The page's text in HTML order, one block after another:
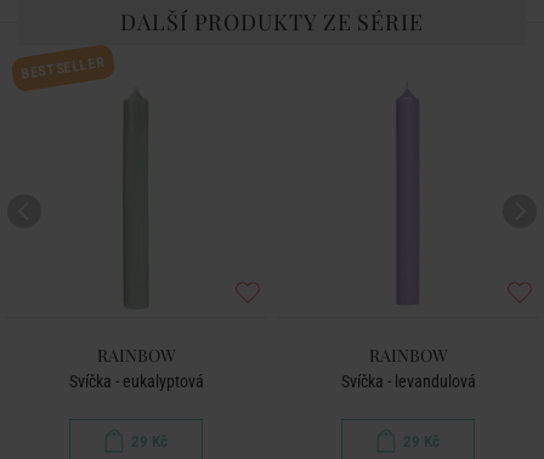
DALŠÍ PRODUKTY ZE SÉRIE
BESTSELLER
RAINBOW
Svíčka - eukalyptová
29 Kč
RAINBOW
Svíčka - levandulová
29 Kč